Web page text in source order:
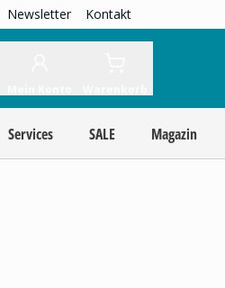
Newsletter Kontakt
Services SALE Magazin